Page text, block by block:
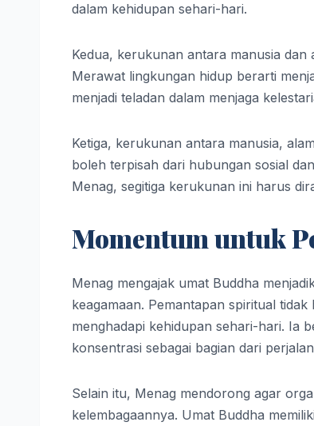
dalam kehidupan sehari-hari.
Kedua, kerukunan antara manusia dan
Merawat lingkungan hidup berarti
menjadi teladan dalam menjaga
Ketiga, kerukunan antara manusia,
boleh terpisah dari hubungan sosial
Menag, segitiga kerukunan ini harus
Momentum untuk
Menag mengajak umat Buddha
keagamaan. Pemantapan spiritual
menghadapi kehidupan sehari-hari. Ia
konsentrasi sebagai bagian dari
Selain itu, Menag mendorong agar
kelembagaannya. Umat Buddha